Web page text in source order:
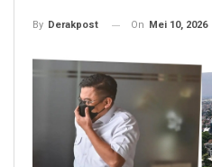
By Derakpost On Mei 10, 2026